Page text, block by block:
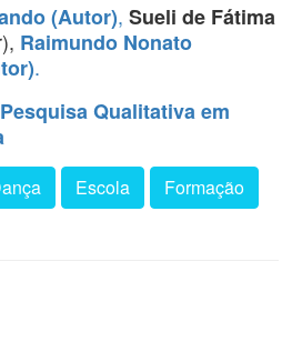
(Autor), Sueli de Fátima
Raimundo Nonato
.
Qualitativa em
Escola Formação